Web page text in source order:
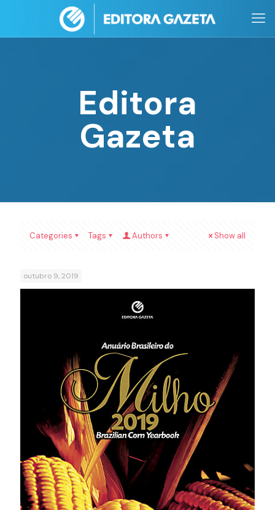
Editora
Gazeta
Categories Tags Authors Show all
outubro 9, 2019